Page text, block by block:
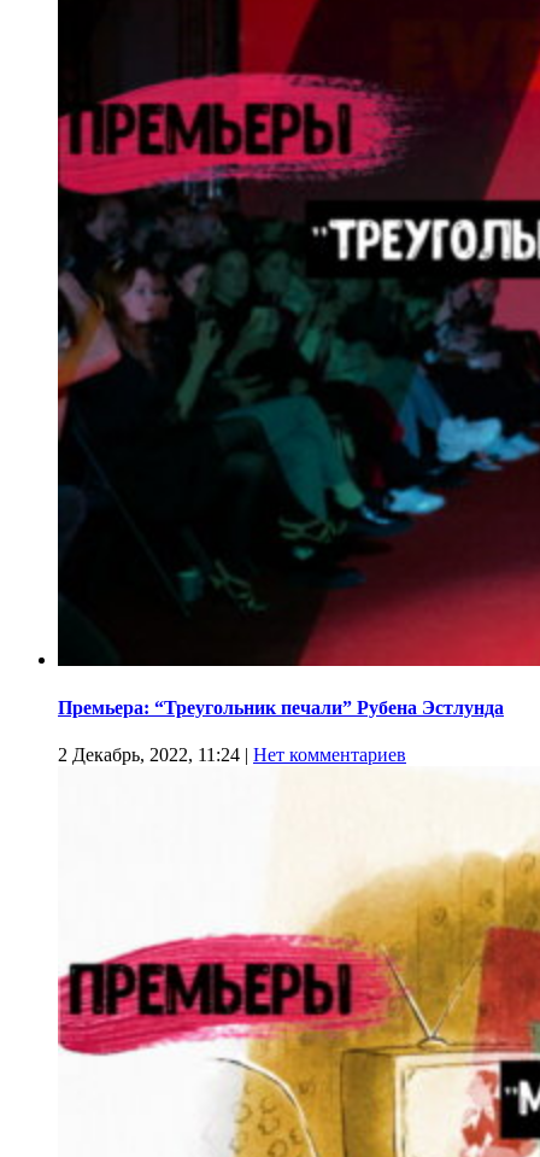
Премьера: “Треугольник печали” Рубена Эстлунда
2 Декабрь, 2022, 11:24 | Нет комментариев